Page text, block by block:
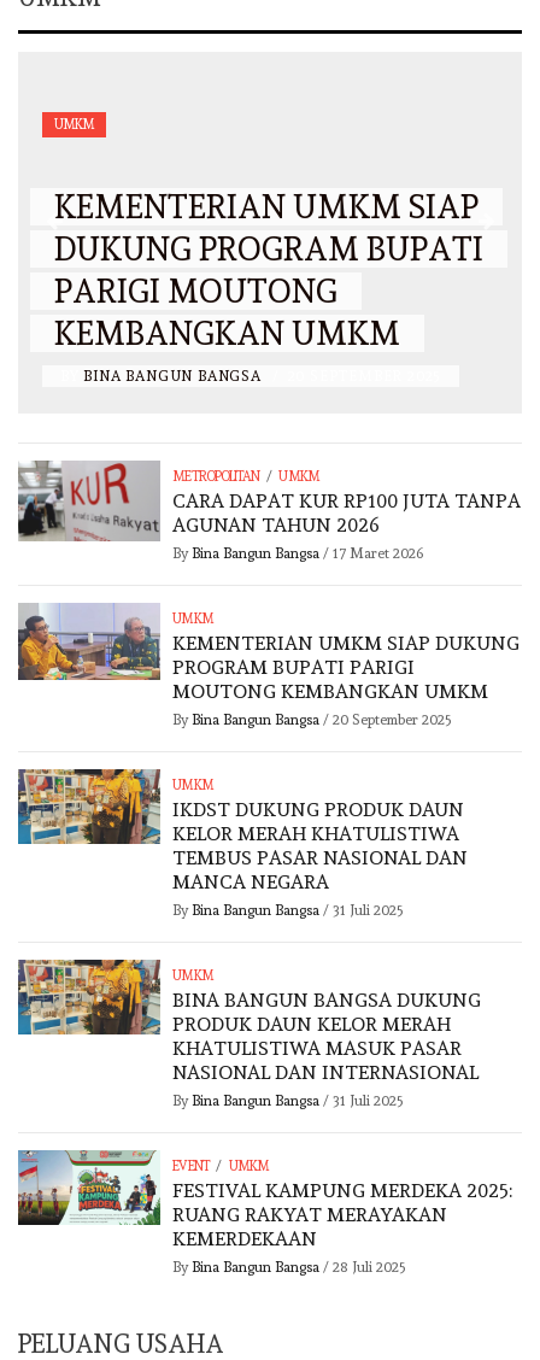
UMKM
KEMENTERIAN UMKM SIAP
DUKUNG PROGRAM BUPATI
PARIGI MOUTONG
KEMBANGKAN UMKM
BINA BANGUN BANGSA
METROPOLITAN / UMKM
CARA DAPAT KUR RP100 JUTA TANPA
AGUNAN TAHUN 2026
By Bina Bangun Bangsa / 17 Maret 2026
UMKM
KEMENTERIAN UMKM SIAP DUKUNG
PROGRAM BUPATI PARIGI
MOUTONG KEMBANGKAN UMKM
By Bina Bangun Bangsa / 20 September 2025
UMKM
IKDST DUKUNG PRODUK DAUN
KELOR MERAH KHATULISTIWA
TEMBUS PASAR NASIONAL DAN
MANCA NEGARA
By Bina Bangun Bangsa / 31 Juli 2025
UMKM
BINA BANGUN BANGSA DUKUNG
PRODUK DAUN KELOR MERAH
KHATULISTIWA MASUK PASAR
NASIONAL DAN INTERNASIONAL
By Bina Bangun Bangsa / 31 Juli 2025
EVENT / UMKM
FESTIVAL KAMPUNG MERDEKA 2025:
RUANG RAKYAT MERAYAKAN
KEMERDEKAAN
By Bina Bangun Bangsa / 28 Juli 2025
PELUANG USAHA